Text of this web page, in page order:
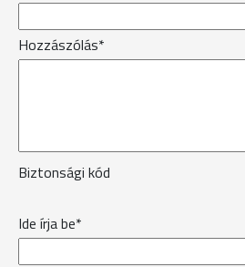
Hozzászólás*
Biztonsági kód
Ide írja be*